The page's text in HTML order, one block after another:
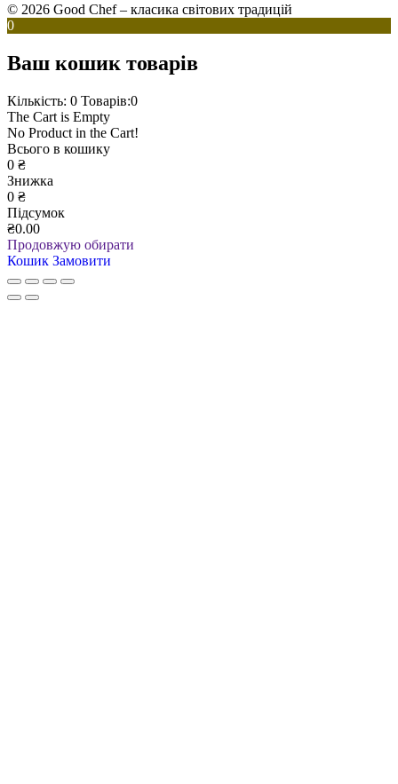
© 2026 Good Chef – класика світових традицій
0
Ваш кошик товарів
Кількість: 0 Товарів:0
The Cart is Empty
No Product in the Cart!
Всього в кошику
0 ₴
Знижка
0 ₴
Підсумок
₴0.00
Продовжую обирати
Кошик Замовити